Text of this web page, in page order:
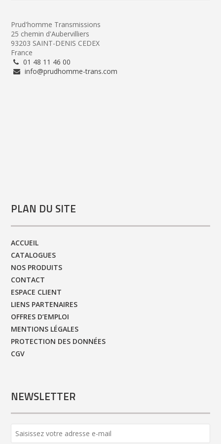
Prud'homme Transmissions
25 chemin d'Aubervilliers
93203 SAINT-DENIS CEDEX
France
01 48 11 46 00
info@prudhomme-trans.com
PLAN DU SITE
ACCUEIL
CATALOGUES
NOS PRODUITS
CONTACT
ESPACE CLIENT
LIENS PARTENAIRES
OFFRES D’EMPLOI
MENTIONS LÉGALES
PROTECTION DES DONNÉES
CGV
NEWSLETTER